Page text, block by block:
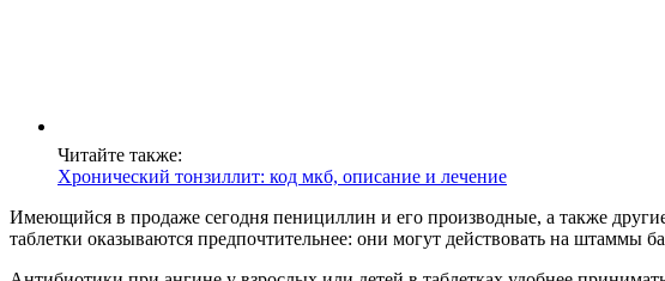
Читайте также:
Хронический тонзиллит: код мкб, описание и лечение
Имеющийся в продаже сегодня пенициллин и его производные, а также
таблетки оказываются предпочтительнее: они могут действовать на